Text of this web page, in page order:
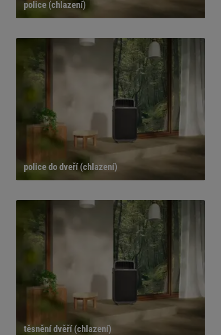
police (chlazení)
police do dveří (chlazení)
těsnění dvěří (chlazení)